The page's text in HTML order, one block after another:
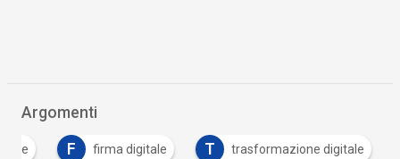
Argomenti
F firma digitale T trasformazione digitale